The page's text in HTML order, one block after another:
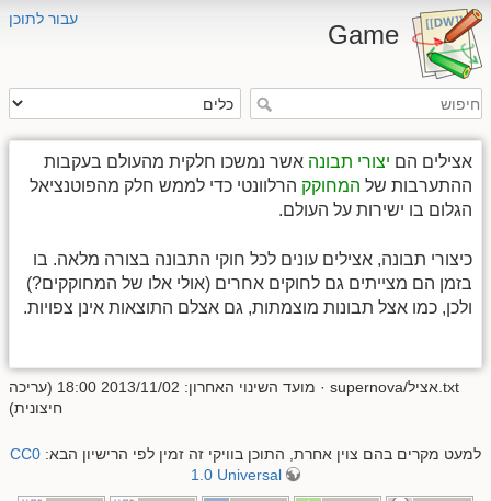
עבור לתוכן
Game
אצילים הם יצורי תבונה אשר נמשכו חלקית מהעולם בעקבות
ההתערבות של המחוקק הרלוונטי כדי לממש חלק מהפוטנציאל
הגלום בו ישירות על העולם.
כיצורי תבונה, אצילים עונים לכל חוקי התבונה בצורה מלאה. בו
בזמן הם מצייתים גם לחוקים אחרים (אולי אלו של המחוקקים?)
ולכן, כמו אצל תבונות מוצמתות, גם אצלם התוצאות אינן צפויות.
supernova/אציל.txt
· מועד השינוי האחרון: 2013/11/02 18:00 (עריכה
חיצונית)
למעט מקרים בהם צוין אחרת, התוכן בוויקי זה זמין לפי הרישיון הבא: CC0
1.0 Universal